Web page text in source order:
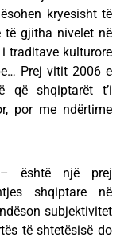
kryesisht të
të gjitha nivelet në
traditave kulturore
Prej vitit 2006 e
që shqiptarët t’i
por me ndërtime
– është një prej
shqiptare në
subjektivitet
të shtetësisë do